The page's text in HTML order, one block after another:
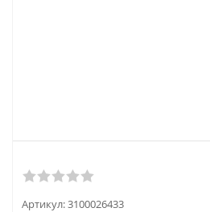
Артикул:3100026433